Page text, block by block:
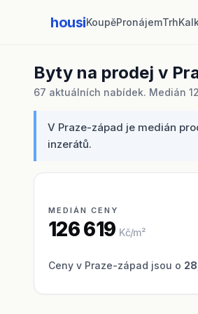
housiKoupěPronájemTrh
Byty na prodej v
67 aktuálních nabídek. Medián
V Praze-západ je medián
inzerátů.
MEDIÁN CENY
126 619 Kč/m²
Ceny v Praze-západ jsou o